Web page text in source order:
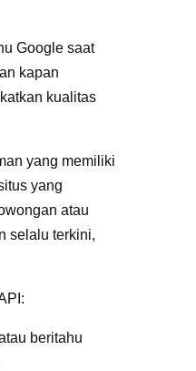
Google saat
kapan
kualitas
yang memiliki
yang
atau
selalu terkini,
beritahu